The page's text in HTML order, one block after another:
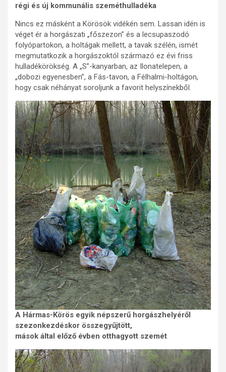
régi és új kommunális szeméthulladéka
Nincs ez másként a Körösök vidékén sem. Lassan idén is
véget ér a horgászati „főszezon” és a lecsupaszodó
folyópartokon, a holtágak mellett, a tavak szélén, ismét
megmutatkozik a horgászoktól származó ez évi friss
hulladékörökség. A „S”-kanyarban, az Ilonatelepen, a
„dobozi egyenesben”, a Fás-tavon, a Félhalmi-holtágon,
hogy csak néhányat soroljunk a favorit helyszínekből.
A Hármas-Körös egyik népszerű horgászhelyéről
szezonkezdéskor összegyűjtött,
mások által előző évben otthagyott szemét